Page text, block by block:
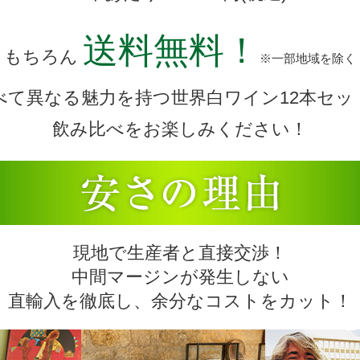
もちろん 送料無料！ ※一部地域を除く
て異なる魅力を持つ世界白ワイン12本セッ
飲み比べをお楽しみください！
現地で生産者と直接交渉！
中間マージンが発生しない
直輸入を徹底し、余分なコストをカット！